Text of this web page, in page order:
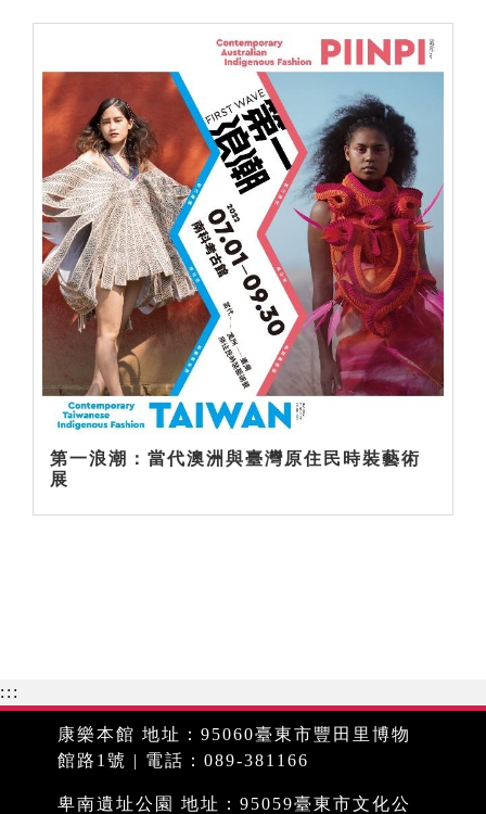
第一浪潮：當代澳洲與臺灣原住民時裝藝術
展
:::
康樂本館 地址：95060臺東市豐田里博物
館路1號 | 電話：089-381166
卑南遺址公園 地址：95059臺東市文化公